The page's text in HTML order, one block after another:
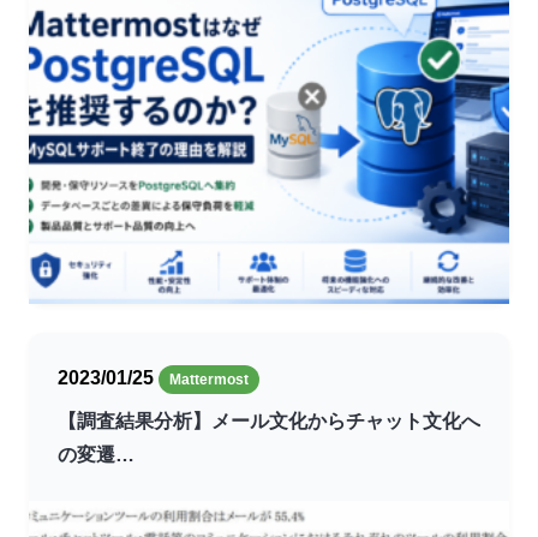
2023/01/25 Mattermost
【調査結果分析】メール文化からチャット文化へ
の変遷